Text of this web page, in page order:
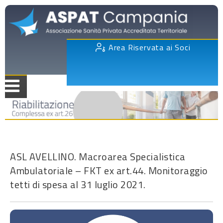
Area Riservata ai Soci
ASL AVELLINO. Macroarea Specialistica
Ambulatoriale – FKT ex art.44. Monitoraggio
tetti di spesa al 31 luglio 2021.